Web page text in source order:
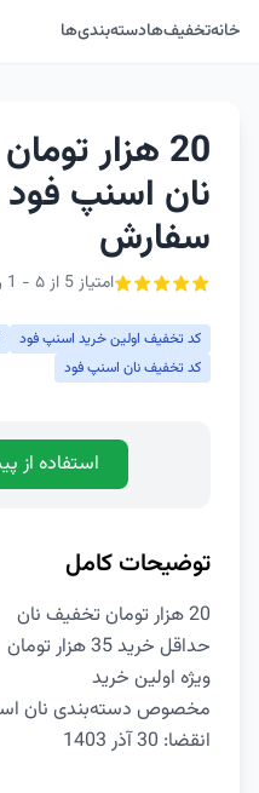
خانهتخفیف‌هادسته‌بندی‌ها
20 هزار
نان اسنپ فود
سفارش
امتیاز 5 از ۵ - 1 رأی
کد تخفیف اولین خرید اسنپ فود
کد تخفیف نان اسنپ فود
استفاده از
توضیحات کامل
20 هزار تومان تخفیف نان
حداقل خرید 35 هزار تومان
ویژه اولین خرید
مخصوص دسته‌بندی نان
انقضا: 30 آذر 1403